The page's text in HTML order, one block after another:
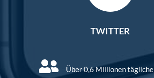
TWITTER

Über 0,6 Millionen tägliche